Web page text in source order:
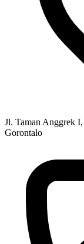
Jl. Taman Anggrek
Gorontalo